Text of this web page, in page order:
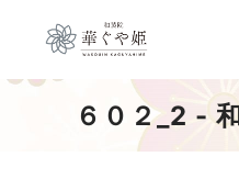
６０２_2 -